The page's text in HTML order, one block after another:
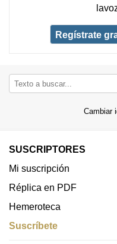
Regístrate
Cambiar
SUSCRIPTORES
Mi suscripción
Réplica en PDF
Hemeroteca
Suscríbete